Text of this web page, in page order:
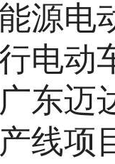
源电
电动
东迈
线项